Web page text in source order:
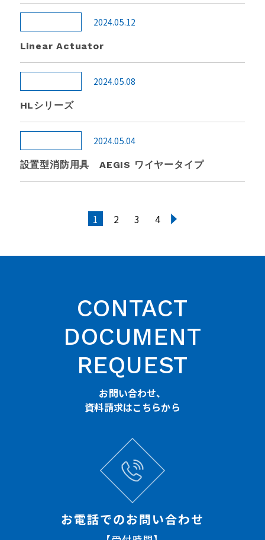
2024.05.12
Linear Actuator
2024.05.08
HLシリーズ
2024.05.04
設置型消防用具 AEGIS ワイヤータイプ
1 2 3 4
CONTACT
DOCUMENT
REQUEST
お問い合わせ、
資料請求はこちらから
お電話でのお問い合わせ